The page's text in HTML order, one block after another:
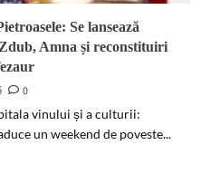
Se lansează
Amna și reconstituiri
0
vinului și a culturii:
un weekend de poveste...